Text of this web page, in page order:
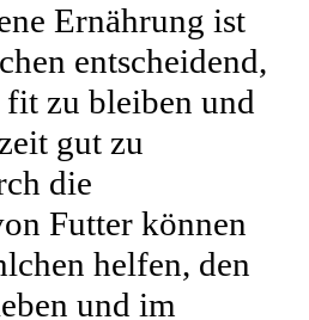
Ernährung ist
entscheidend,
zu bleiben und
gut zu
die
Futter können
helfen, den
und im